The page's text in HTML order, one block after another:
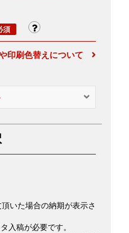
印刷色替えについて
いた場合の納期が表示さ
入稿が必要です。